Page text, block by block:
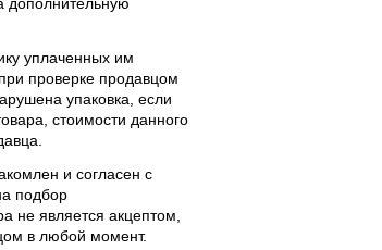
уплаченных им
проверке продавцом
упаковка, если
стоимости данного
и согласен с
подбор
не является акцептом,
в любой момент.